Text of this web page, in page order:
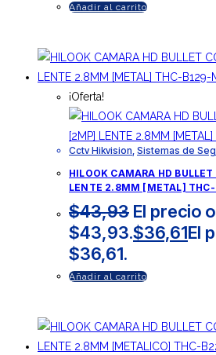
Añadir al carrito
¡Oferta!
Cctv Hikvision Sistemas de
HILOOK CAMARA HD
LENTE 2.8MM [METAL]
$43,93 El precio
$43,93.$36,61El
$36,61.
Añadir al carrito